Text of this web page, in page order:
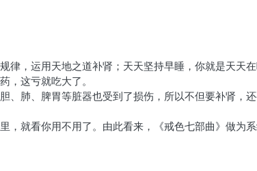
律，运用天地之道补肾；天天坚持早睡，你就是天天
，这亏就吃大了。
、肺、脾胃等脏器也受到了损伤，所以不但要补肾，
，就看你用不用了。由此看来，《戒色七部曲》做为